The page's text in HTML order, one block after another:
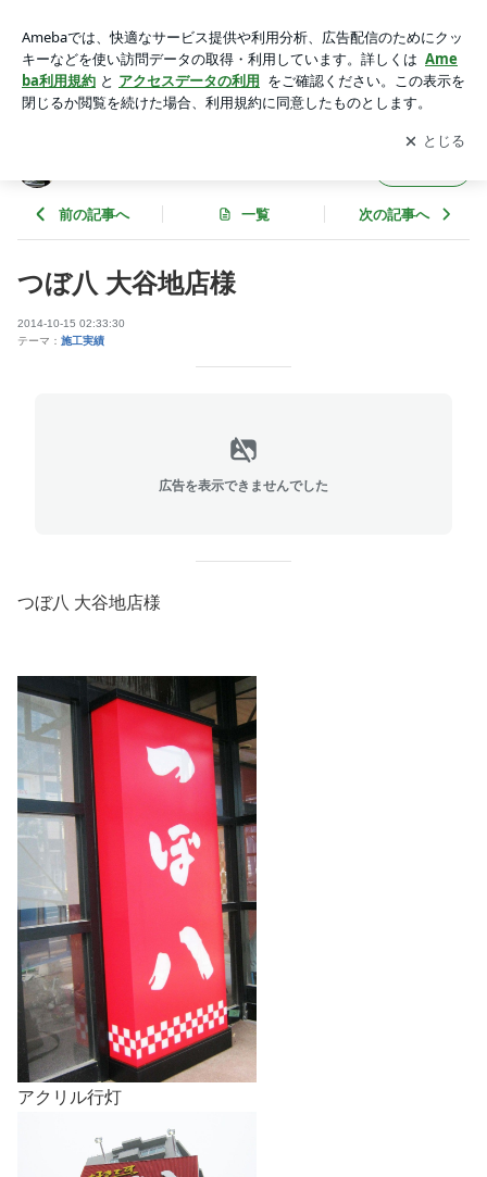
アプリをダウンロードして ブログの更新通知
を受け取りまし
ょう。
開く
前の記事へ 一覧 次の記事へ
つぼ八 大谷地店様
2014-10-15 02:33:30
テーマ： 施工実績
広告を表示できませんでした
つぼ八 大谷地店様
アクリル行灯